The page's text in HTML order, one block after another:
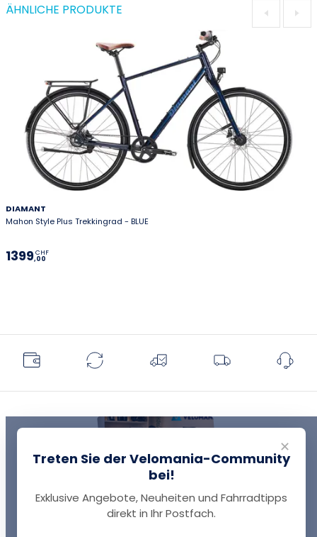
ÄHNLICHE PRODUKTE
DIAMANT
Mahon Style Plus Trekkingrad - BLUE
1399,00
CHF
EINE FRAGE?
✕
Treten Sie der Velomania-Community
bei!
Exklusive Angebote, Neuheiten und Fahrradtipps
direkt in Ihr Postfach.